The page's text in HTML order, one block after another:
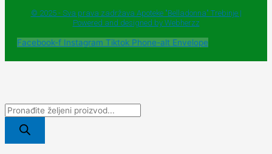
© 2025 - Sva prava zadržava Apoteke "Belladonna" Trebinje |
Powered and designed by Webherzz
Facebook-f Instagram Tiktok Phone-alt Envelope